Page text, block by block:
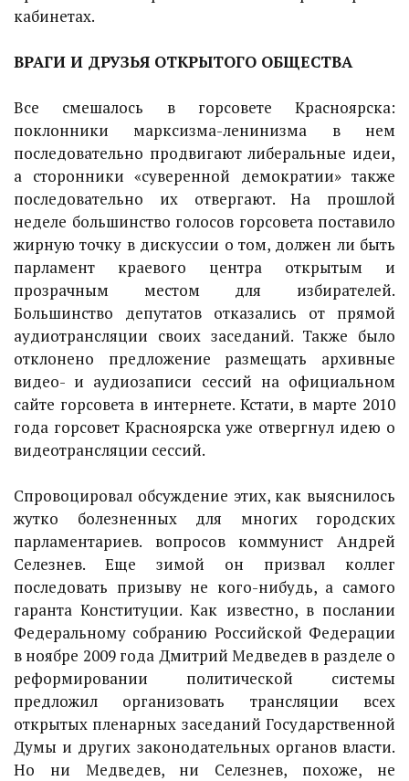
кабинетах.
ВРАГИ И ДРУЗЬЯ ОТКРЫТОГО ОБЩЕСТВА
Все смешалось в горсовете Красноярска:
поклонники марксизма-ленинизма в нем
последовательно продвигают либеральные идеи,
а сторонники «суверенной демократии» также
последовательно их отвергают. На прошлой
неделе большинство голосов горсовета поставило
жирную точку в дискуссии о том, должен ли быть
парламент краевого центра открытым и
прозрачным местом для избирателей.
Большинство депутатов отказались от прямой
аудиотрансляции своих заседаний. Также было
отклонено предложение размещать архивные
видео- и аудиозаписи сессий на официальном
сайте горсовета в интернете. Кстати, в марте 2010
года горсовет Красноярска уже отвергнул идею о
видеотрансляции сессий.
Спровоцировал обсуждение этих, как выяснилось
жутко болезненных для многих городских
парламентариев. вопросов коммунист Андрей
Селезнев. Еще зимой он призвал коллег
последовать призыву не кого-нибудь, а самого
гаранта Конституции. Как известно, в послании
Федеральному собранию Российской Федерации
в ноябре 2009 года Дмитрий Медведев в разделе о
реформировании политической системы
предложил организовать трансляции всех
открытых пленарных заседаний Государственной
Думы и других законодательных органов власти.
Но ни Медведев, ни Селезнев, похоже, не